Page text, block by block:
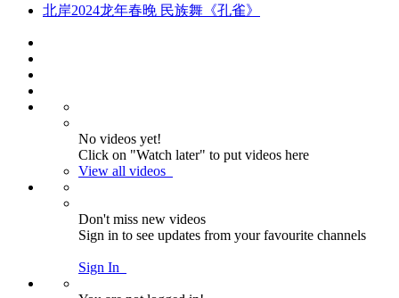
北岸2024龙年春晚 民族舞《孔雀》
No videos yet!
Click on "Watch later" to put videos here
View all videos
Don't miss new videos
Sign in to see updates from your favourite channels
Sign In